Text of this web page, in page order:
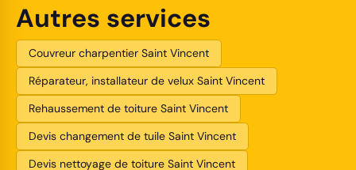
Autres services
Couvreur charpentier Saint Vincent
Réparateur, installateur de velux Saint Vincent
Rehaussement de toiture Saint Vincent
Devis changement de tuile Saint Vincent
Devis nettoyage de toiture Saint Vincent